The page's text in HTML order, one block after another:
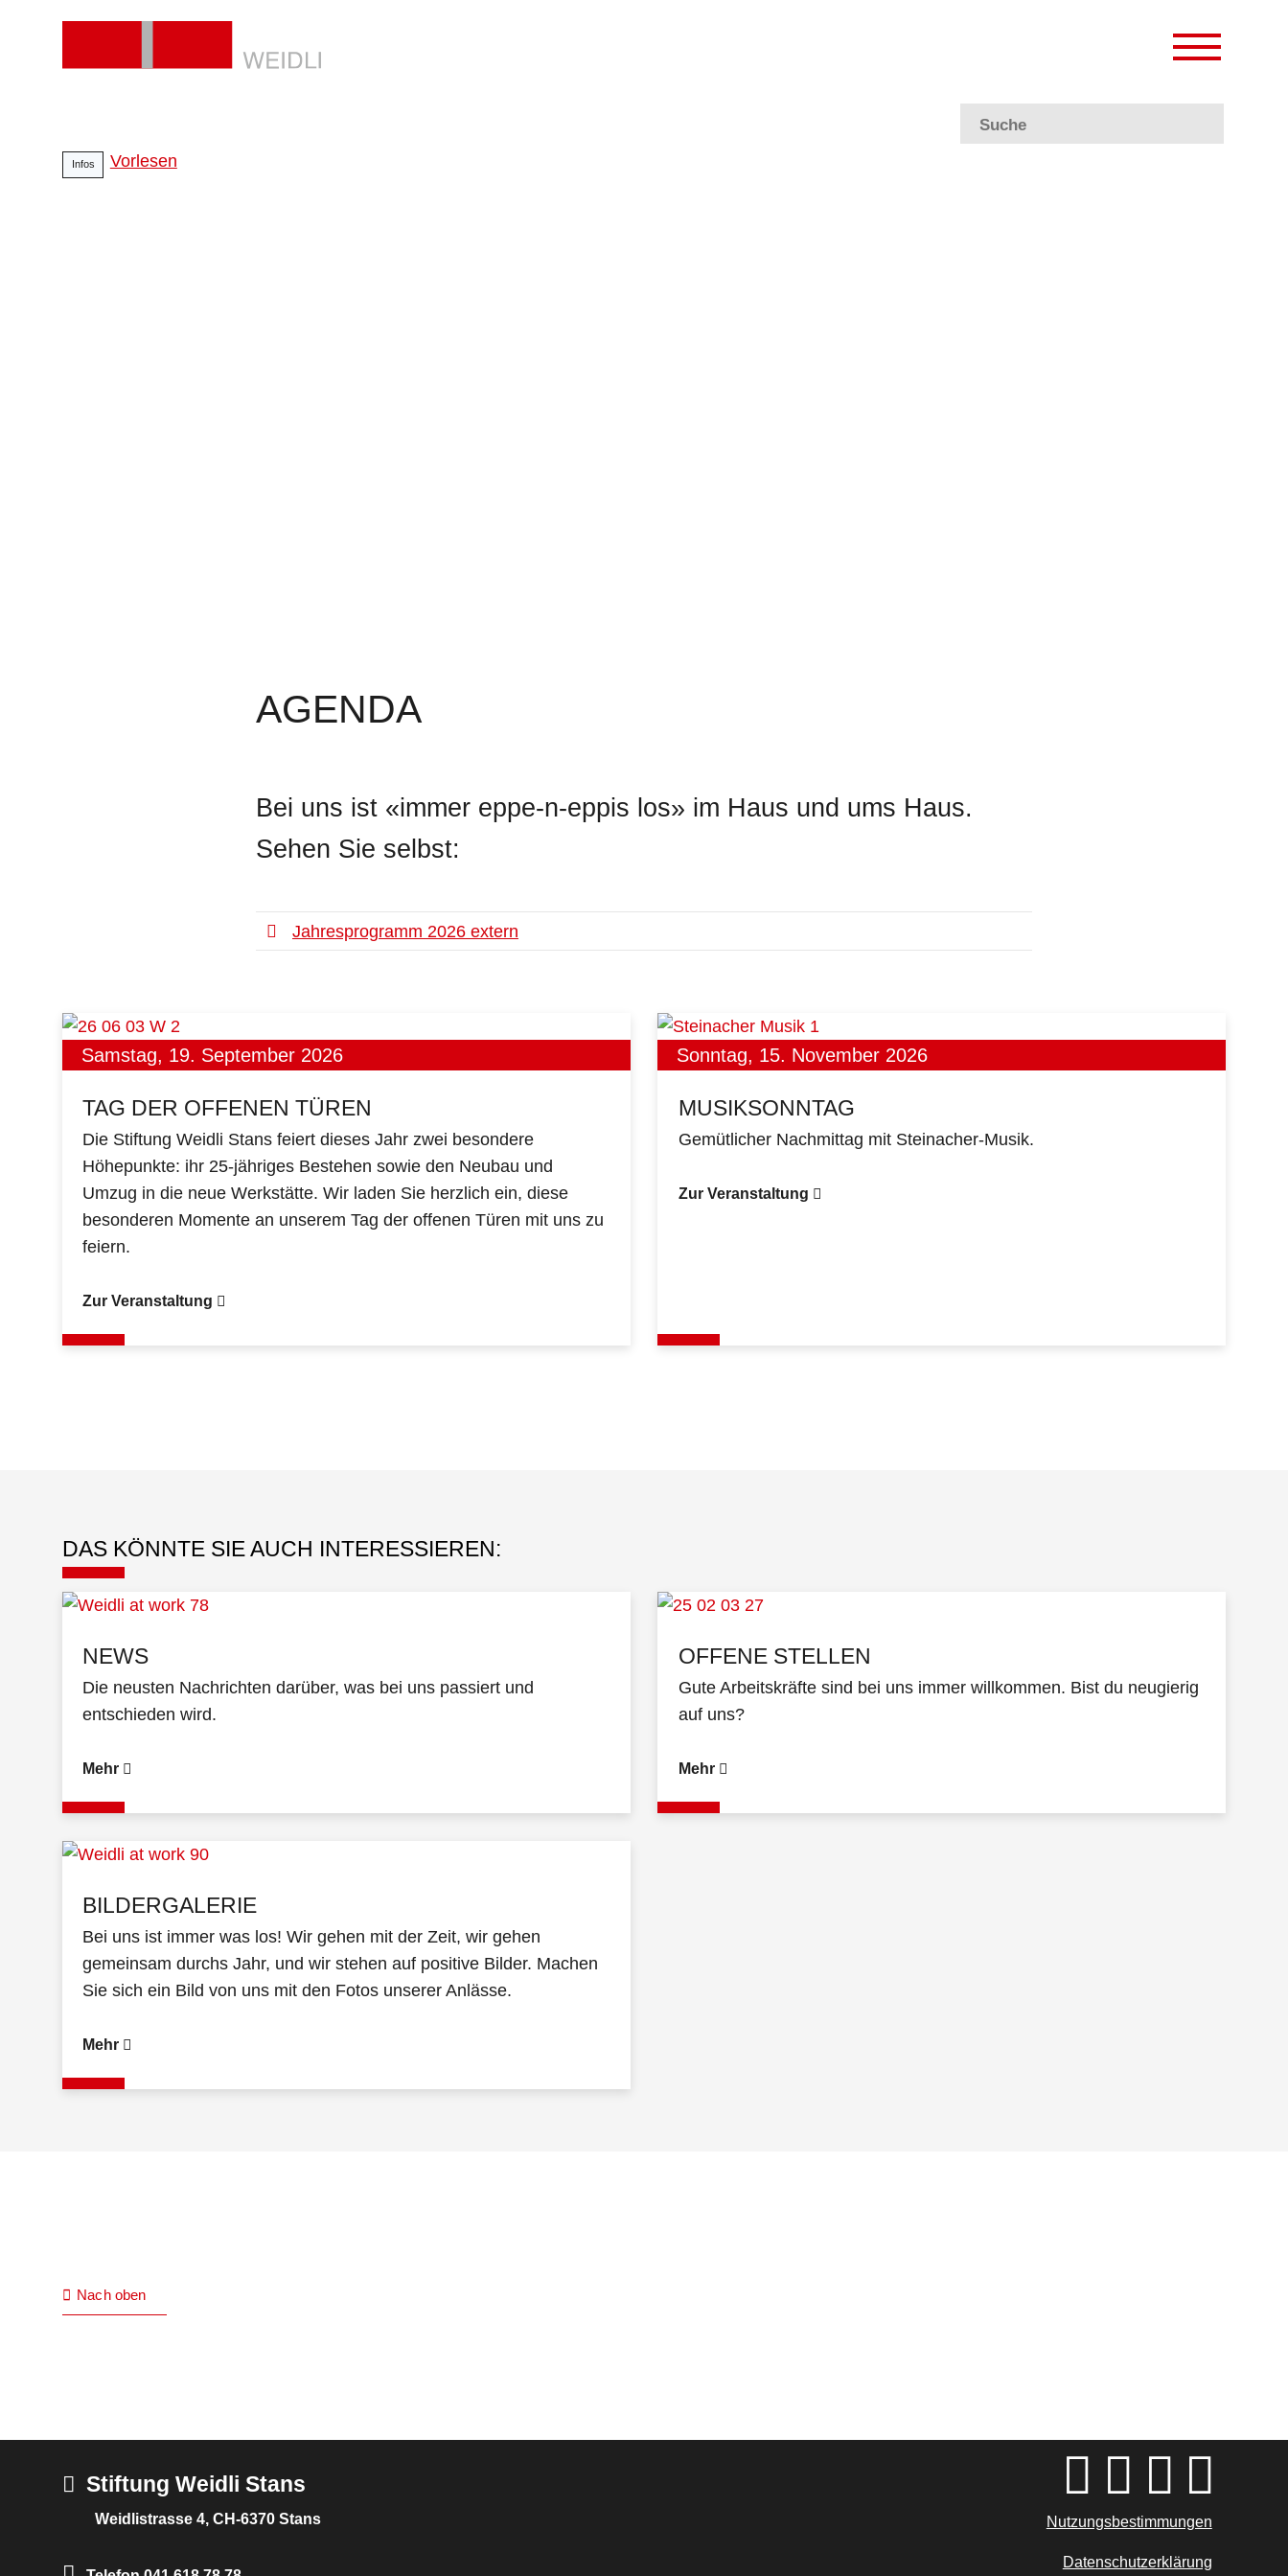
Infos Vorlesen
AGENDA
Bei uns ist «immer eppe-n-eppis los» im Haus und ums Haus.
Sehen Sie selbst:
Jahresprogramm 2026 extern
Samstag, 19. September 2026
TAG DER OFFENEN TÜREN
Die Stiftung Weidli Stans feiert dieses Jahr zwei besondere
Höhepunkte: ihr 25‑jähriges Bestehen sowie den Neubau und
Umzug in die neue Werkstätte. Wir laden Sie herzlich ein, diese
besonderen Momente an unserem Tag der offenen Türen mit uns zu
feiern.
Zur Veranstaltung
Sonntag, 15. November 2026
MUSIKSONNTAG
Gemütlicher Nachmittag mit Steinacher-Musik.
Zur Veranstaltung
DAS KÖNNTE SIE AUCH INTERESSIEREN:
NEWS
Die neusten Nachrichten darüber, was bei uns passiert und
entschieden wird.
Mehr
OFFENE STELLEN
Gute Arbeitskräfte sind bei uns immer willkommen. Bist du neugierig
auf uns?
Mehr
BILDERGALERIE
Bei uns ist immer was los! Wir gehen mit der Zeit, wir gehen
gemeinsam durchs Jahr, und wir stehen auf positive Bilder. Machen
Sie sich ein Bild von uns mit den Fotos unserer Anlässe.
Mehr
Nach oben
Stiftung Weidli Stans
Weidlistrasse 4,CH-6370 Stans Nutzungsbestimmungen
Datenschutzerklärung